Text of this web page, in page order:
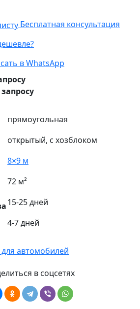
Бесплатная консультация
в WhatsApp
прямоугольная
открытый, с хозблоком
8×9 м
72 м²
15-25 дней
4-7 дней
автомобилей
в соцсетях